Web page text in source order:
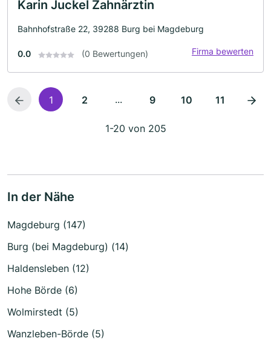
Karin Juckel Zahnärztin
Bahnhofstraße 22, 39288 Burg bei Magdeburg
0.0 (0 Bewertungen) Firma bewerten
1 2 ... 9 10 11
1-20 von 205
In der Nähe
Magdeburg (147)
Burg (bei Magdeburg) (14)
Haldensleben (12)
Hohe Börde (6)
Wolmirstedt (5)
Wanzleben-Börde (5)